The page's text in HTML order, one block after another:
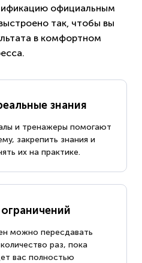
официальным
так, чтобы вы
в комфортном
знания
и тренажеры помогают
закрепить знания и
их на практике.
можно пересдавать
раз, пока
вас полностью